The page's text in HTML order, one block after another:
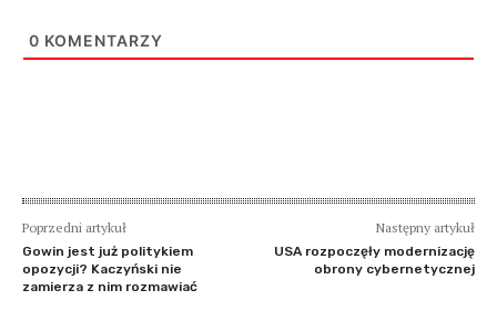
0 KOMENTARZY
Poprzedni artykuł
Gowin jest już politykiem
opozycji? Kaczyński nie
zamierza z nim rozmawiać
Następny artykuł
USA rozpoczęły modernizację
obrony cybernetycznej